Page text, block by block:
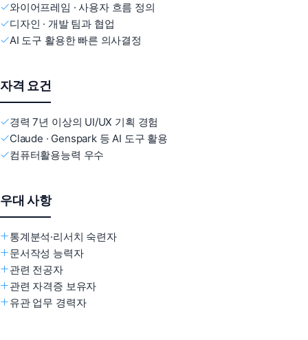
와이어프레임 · 사용자 흐름 정의
디자인 · 개발 팀과 협업
AI 도구 활용한 빠른 의사결정
자격 요건
경력 7년 이상의 UI/UX 기획 경험
Claude · Genspark 등 AI 도구 활용
컴퓨터활용능력 우수
우대 사항
통계분석·리서치 숙련자
문서작성 능력자
관련 전공자
관련 자격증 보유자
유관 업무 경력자